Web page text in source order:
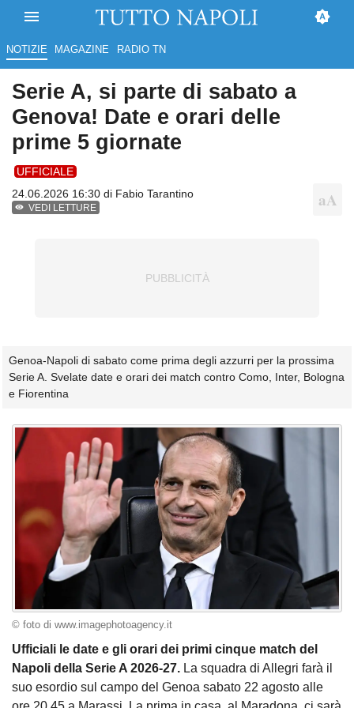
NOTIZIE MAGAZINE RADIO TN
Serie A, si parte di sabato a
Genova! Date e orari delle
prime 5 giornate
UFFICIALE
24.06.2026 16:30 di Fabio Tarantino
VEDI LETTURE
Genoa-Napoli di sabato come prima degli azzurri per la prossima
Serie A. Svelate date e orari dei match contro Como, Inter, Bologna
e Fiorentina
© foto di www.imagephotoagency.it
Ufficiali le date e gli orari dei primi cinque match del
Napoli della Serie A 2026-27. La squadra di Allegri farà il
suo esordio sul campo del Genoa sabato 22 agosto alle